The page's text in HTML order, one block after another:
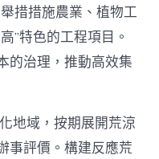
措措施農業、植物工
”特色的工程項目。
的治理，推動高效集
地域，按期展開荒涼
事評價。構建反應荒